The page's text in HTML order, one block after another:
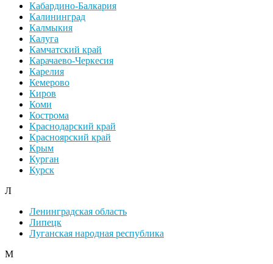
Кабардино-Балкария
Калининград
Калмыкия
Калуга
Камчатский край
Карачаево-Черкесия
Карелия
Кемерово
Киров
Коми
Кострома
Краснодарский край
Красноярский край
Крым
Курган
Курск
Л
Ленинградская область
Липецк
Луганская народная республика
М